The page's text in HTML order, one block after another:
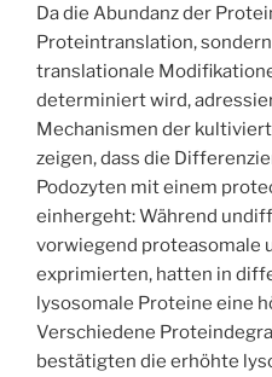
Da die Abundanz der
Proteintranslation,
translationale
determiniert wird,
Mechanismen der
zeigen, dass die
Podozyten mit einem
einhergeht: Während
vorwiegend proteasomale
exprimierten, hatten in
lysosomale Proteine eine
Verschiedene
bestätigten die erhöhte